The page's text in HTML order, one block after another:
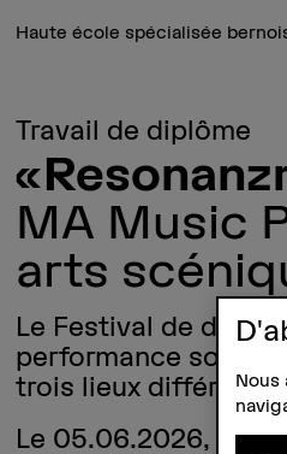
Haute école spécialisée
Travail de diplôme
MA Music
arts
Le Festival de
performance solo
trois lieux différents.
Le 05.06.2026, de
Nous